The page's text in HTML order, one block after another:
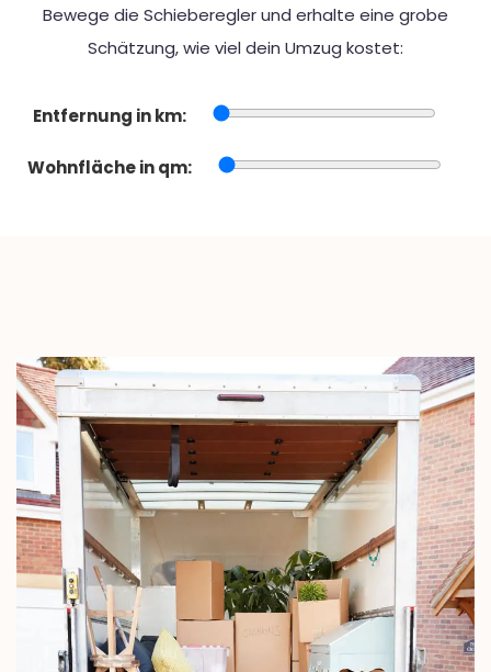
Bewege die Schieberegler und erhalte eine grobe
Schätzung, wie viel dein Umzug kostet:
Entfernung in km:
Wohnfläche in qm: